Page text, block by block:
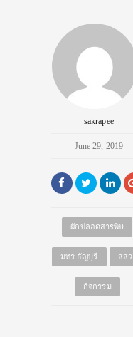
sakrapee
June 29, 2019
ผักปลอดสารพิษ
มทร.ธัญบุรี สสว.
กิจกรรม